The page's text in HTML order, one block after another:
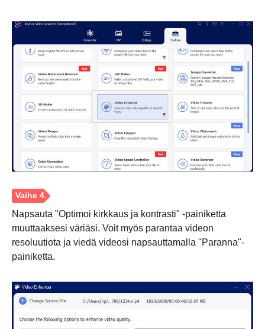
Napsauta "Optimoi kirkkaus ja kontrasti" -painiketta
muuttaaksesi väriäsi. Voit myös parantaa videon
resoluutiota ja viedä videosi napsauttamalla "Paranna"-
painiketta.